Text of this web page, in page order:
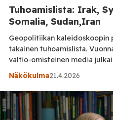
Tuhoamislista: Irak,
Somalia, Sudan,Iran
Geopolitiikan kaleidoskoopin
takainen tuhoamislista.
valtio-omisteinen media
Euroopan joukkojen
The Clark Critique. Clark
presidentti George W. Bushin
vaikuttaneen päättäneen
Näkökulma21.4.2026